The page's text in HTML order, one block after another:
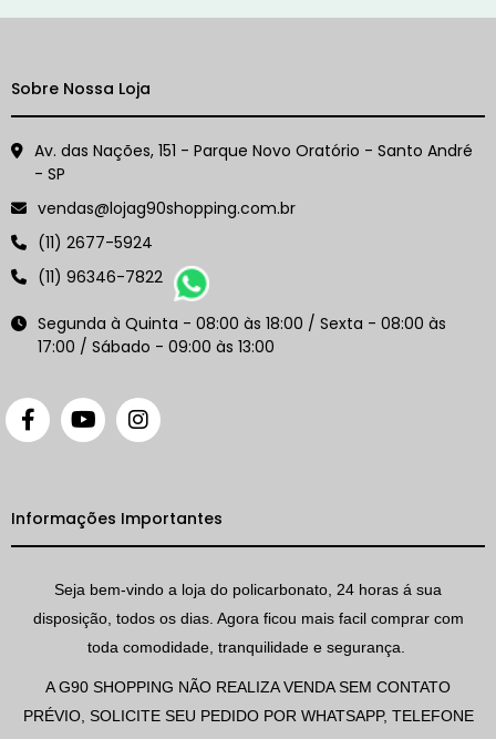
Sobre Nossa Loja
Av. das Nações, 151 - Parque Novo Oratório - Santo André
- SP
vendas@lojag90shopping.com.br
(11) 2677-5924
(11) 96346-7822
Segunda à Quinta - 08:00 às 18:00 / Sexta - 08:00 às
17:00 / Sábado - 09:00 às 13:00
Informações Importantes
Seja bem-vindo a loja do policarbonato, 24 horas á sua
disposição, todos os dias. Agora ficou mais facil comprar com
toda comodidade, tranquilidade e segurança.
A G90 SHOPPING NÃO REALIZA VENDA SEM CONTATO
PRÉVIO, SOLICITE SEU PEDIDO POR WHATSAPP, TELEFONE